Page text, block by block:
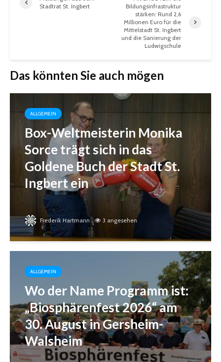
Stadtrat St. Ingbert
Bildungsinfrastruktur
stärken: Rund 2,6
Millionen Euro für die
Mittelstadt St. Ingbert
und die Sanierung der
Ludwigschule
Das könnten Sie auch mögen
ALLGEMEIN
Box-Weltmeisterin Monika
Sorce trägt sich in das
Goldene Buch der Stadt St.
Ingbert ein
Frederik Hartmann 3 angesehen
ALLGEMEIN
Wo der Name Programm ist:
„Biosphärenfest 2026“ am
30. August in Gersheim-
Walsheim